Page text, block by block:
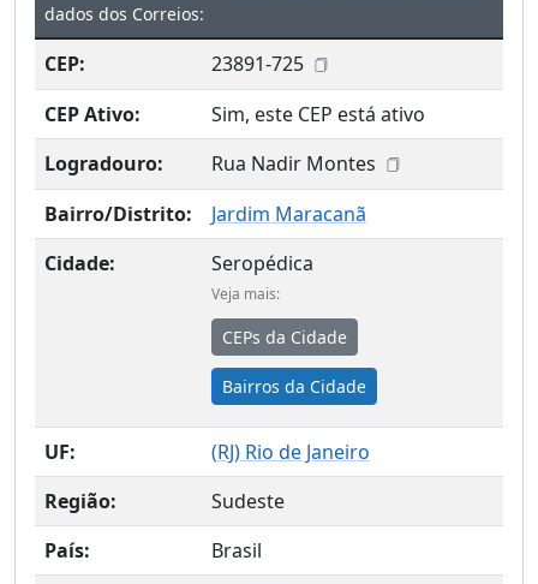
dados dos Correios:
CEP:
23891-725
CEP Ativo:
Sim, este CEP está ativo
Logradouro:
Rua Nadir Montes
Bairro/Distrito:
Jardim Maracanã
Cidade:
Seropédica
Veja mais:
CEPs da Cidade
Bairros da Cidade
UF: (RJ) Rio de Janeiro
Região:
Sudeste
País:
Brasil